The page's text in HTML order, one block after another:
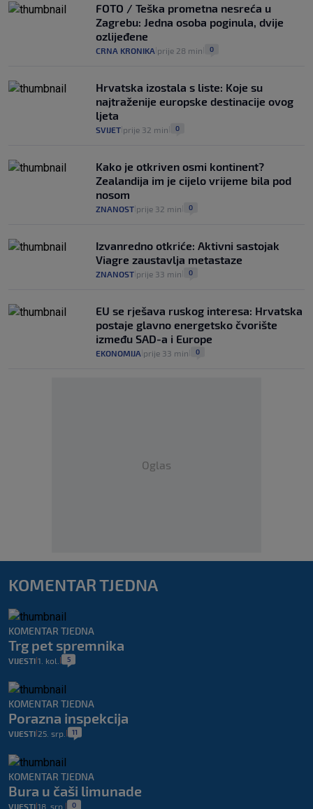
FOTO / Teška prometna nesreća u
Zagrebu: Jedna osoba poginula, dvije
ozlijeđene
CRNA KRONIKA prije 28 min 0
Hrvatska izostala s liste: Koje su
najtraženije europske destinacije ovog
ljeta
SVIJET prije 32 min 0
Kako je otkriven osmi kontinent?
Zealandija im je cijelo vrijeme bila pod
nosom
ZNANOST prije 32 min 0
Izvanredno otkriće: Aktivni sastojak
Viagre zaustavlja metastaze
ZNANOST prije 33 min 0
EU se rješava ruskog interesa: Hrvatska
postaje glavno energetsko čvorište
između SAD-a i Europe
EKONOMIJA prije 33 min 0
Oglas
KOMENTAR TJEDNA
KOMENTAR TJEDNA
Trg pet spremnika
VIJESTI 1. kol. 5
KOMENTAR TJEDNA
Porazna inspekcija
VIJESTI 25. srp. 11
KOMENTAR TJEDNA
Bura u čaši limunade
VIJESTI 18. srp. 0